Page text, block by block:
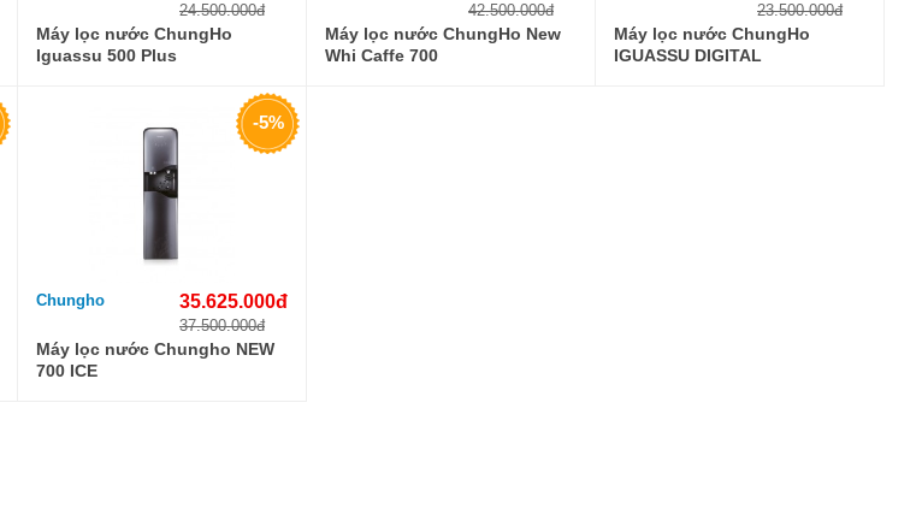
24.500.000đ
Máy lọc nước ChungHo
Iguassu 500 Plus
42.500.000đ
Máy lọc nước ChungHo New
Whi Caffe 700
23.500.000đ
Máy lọc nước ChungHo
IGUASSU DIGITAL
-5%
Chungho 35.625.000đ
37.500.000đ
Máy lọc nước Chungho NEW
700 ICE